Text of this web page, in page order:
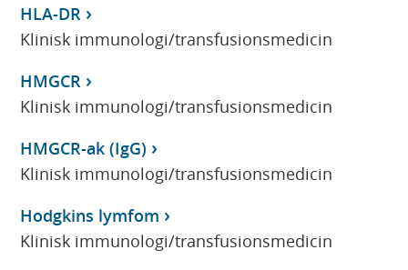
HLA-DR
Klinisk immunologi/transfusionsmedicin
HMGCR
Klinisk immunologi/transfusionsmedicin
HMGCR-ak (IgG)
Klinisk immunologi/transfusionsmedicin
Hodgkins lymfom
Klinisk immunologi/transfusionsmedicin